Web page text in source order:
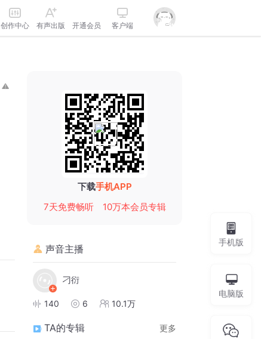
创作中心 有声出版 开通会员 客户端
下载手机APP
7天免费畅听
10万本会员专辑
声音主播
刁衍
140 6 10.1万
TA的专辑 更多
手机版
电脑版